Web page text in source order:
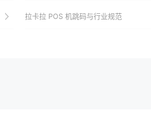
拉卡拉 POS 机跳码与行业规范